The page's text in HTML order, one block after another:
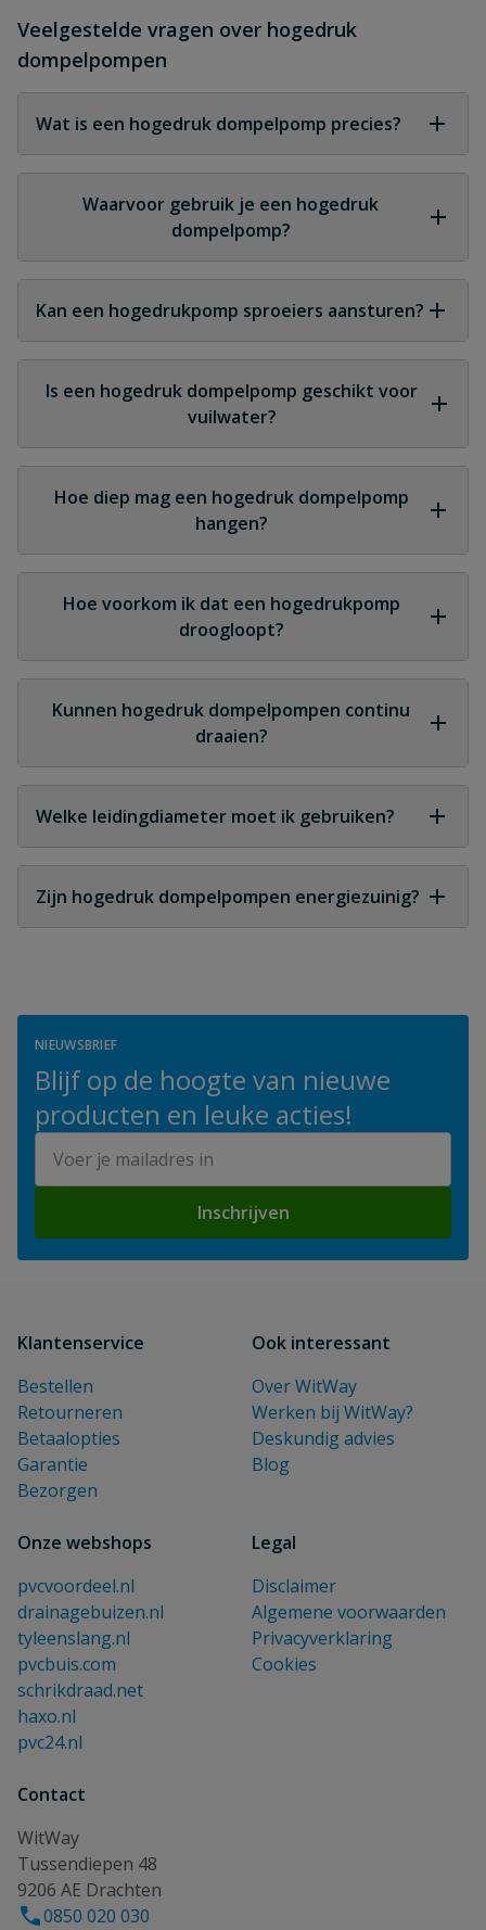
Veelgestelde vragen over hogedruk
dompelpompen
Wat is een hogedruk dompelpomp precies?
Een dompelpomp die ontworpen is om water
onder hoge druk te verpompen naar grote
hoogtes of afstanden via een meertraps
Waarvoor gebruik je een hogedruk
dompelpomp?
Voor beregening, drukverhoging, diepe
waterputten, irrigatiesystemen, bouwprojecten en
situaties waarin water grote afstanden moet
Kan een hogedrukpomp sproeiers aansturen?
Ja, hogedruk dompelpompen zijn ideaal voor
turbinesproeiers, rotorsproeiers en andere
sproeiers die hoge druk nodig hebben.
Is een hogedruk dompelpomp geschikt voor
vuilwater?
Alleen voor schoon of licht vervuild water. Voor
vuilwater zijn vuilwater- of grinderpompen nodig.
Hoe diep mag een hogedruk dompelpomp
hangen?
Dit verschilt per model, maar veel pompen zijn
geschikt voor tientallen meters onderwater.
Hoe voorkom ik dat een hogedrukpomp
droogloopt?
Gebruik een vlotter, droogloopbeveiliging of
automatische sturing.
Kunnen hogedruk dompelpompen continu
draaien?
Ja, mits ze volledig onder water staan voor koeling
en correct beveiligd zijn.
Welke leidingdiameter moet ik gebruiken?
Een drukbestendige leiding passend bij de
drukopbouw van de pomp, vaak tyleen of PVC
drukleiding.
Zijn hogedruk dompelpompen energiezuinig?
NIEUWSBRIEF
Blijf op de hoogte van nieuwe
producten en leuke acties!
Inschrijven
Klantenservice
Bestellen
Retourneren
Betaalopties
Garantie
Bezorgen
Ook interessant
Over WitWay
Werken bij WitWay?
Deskundig advies
Blog
Onze webshops
pvcvoordeel.nl
drainagebuizen.nl
tyleenslang.nl
pvcbuis.com
schrikdraad.net
haxo.nl
pvc24.nl
Legal
Disclaimer
Algemene voorwaarden
Privacyverklaring
Cookies
Contact
WitWay
Tussendiepen 48
9206 AE Drachten
0850 020 030